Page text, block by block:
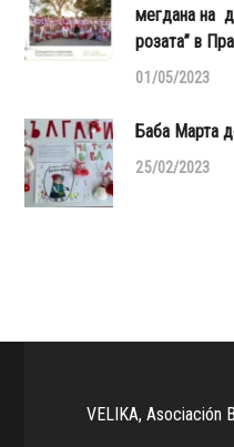
мегдана на
розата” в
01/05/2023
Баба Марта
25/02/2023
VELIKA, Asociación